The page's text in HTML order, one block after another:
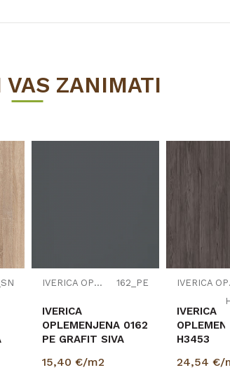
tonovi
VAS ZANIMATI
IVERICA OPLEMENJENA 162_PE
IVERICA
OPLEMENJENA 0162
PE GRAFIT SIVA
15,40 €/m2
IVERICA
H3453
18/2800/
24,54 €/